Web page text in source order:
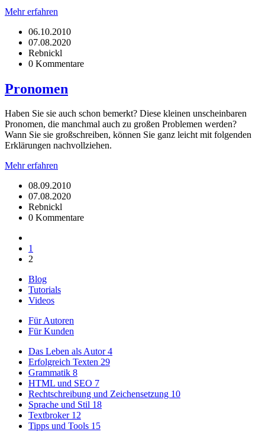
Mehr erfahren
06.10.2010
07.08.2020
Rebnickl
0 Kommentare
Pronomen
Haben Sie sie auch schon bemerkt? Diese kleinen unscheinbaren
Pronomen, die manchmal auch zu großen Problemen werden?
Wann Sie sie großschreiben, können Sie ganz leicht mit folgenden
Erklärungen nachvollziehen.
Mehr erfahren
08.09.2010
07.08.2020
Rebnickl
0 Kommentare
1
2
Blog
Tutorials
Videos
Für Autoren
Für Kunden
Das Leben als Autor4
Erfolgreich Texten 29
Grammatik 8
HTML und SEO 7
Rechtschreibung und Zeichensetzung 10
Sprache und Stil 18
Textbroker 12
Tipps und Tools 15